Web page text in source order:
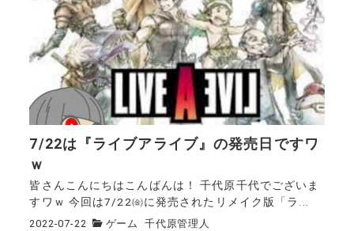
7/22は『ライブアライブ』の発売日ですワ
ｗ
皆さんこんにちはこんばんは！ 千代原千代でございま
すワｗ 今回は7/22㈮に発売されたリメイク版「ラ...
2022-07-22 ゲーム 千代原管理人